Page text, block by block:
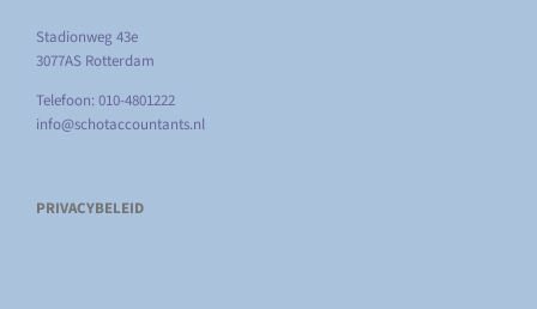
Stadionweg 43e
3077AS Rotterdam
Telefoon: 010-4801222
info@schotaccountants.nl
PRIVACYBELEID